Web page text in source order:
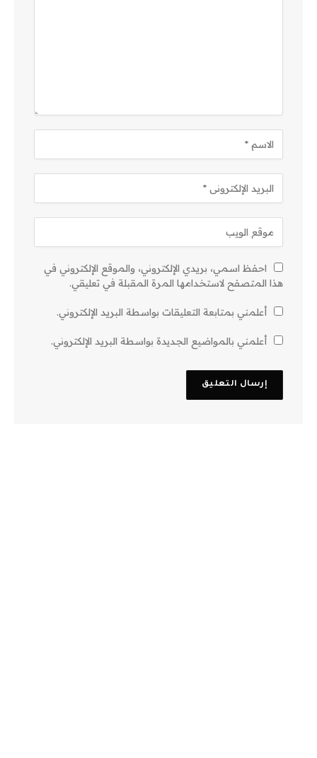
احفظ اسمي، بريدي الإلكتروني، والموقع الإلكتروني في
هذا المتصفح لاستخدامها المرة المقبلة في تعليقي.
أعلمني بمتابعة التعليقات بواسطة البريد الإلكتروني.
أعلمني بالمواضيع الجديدة بواسطة البريد الإلكتروني.